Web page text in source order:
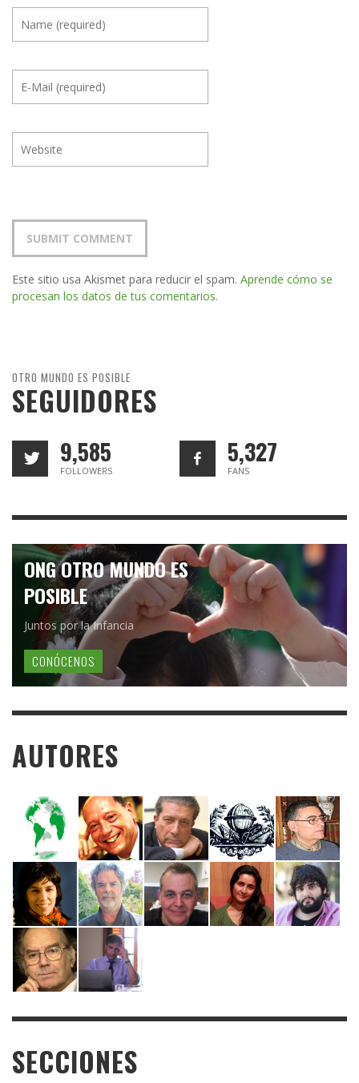
Este sitio usa Akismet para reducir el spam. Aprende cómo se
procesan los datos de tus comentarios.
OTRO MUNDO ES POSIBLE
SEGUIDORES
9,585
FOLLOWERS
5,327
FANS
ONG OTRO MUNDO ES
POSIBLE
Juntos por la Infancia
CONÓCENOS
AUTORES
SECCIONES